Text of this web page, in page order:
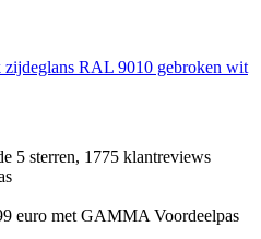
RAL 9010 gebroken wit
5 sterren, 1775 klantreviews
euro met GAMMA Voordeelpas